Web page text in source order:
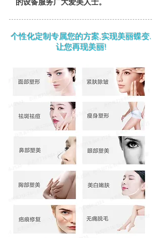
的设备服务广大爱美人士。
个性化定制专属您的方案,实现美丽蝶变.
让您再现美丽!